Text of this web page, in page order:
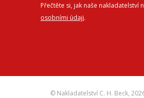
Přečtěte si, jak naše nakladatelství
osobními údaji.
© Nakladatelství C. H. Beck,